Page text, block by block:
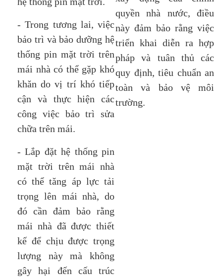
- Trong tương lai, việc
bảo trì và bảo dưỡng hệ
thống pin mặt trời trên
mái nhà có thể gặp khó
khăn do vị trí khó tiếp
cận và thực hiện các
công việc bảo trì sửa
chữa trên mái.
- Lắp đặt hệ thống pin
mặt trời trên mái nhà
có thể tăng áp lực tải
trọng lên mái nhà, do
đó cần đảm bảo rằng
mái nhà đã được thiết
kế để chịu được trọng
lượng này mà không
gây hại đến cấu trúc
quyền nhà nước, điều
này đảm bảo rằng việc
triển khai diễn ra hợp
pháp và tuân thủ các
quy định, tiêu chuẩn an
toàn và bảo vệ môi
trường.